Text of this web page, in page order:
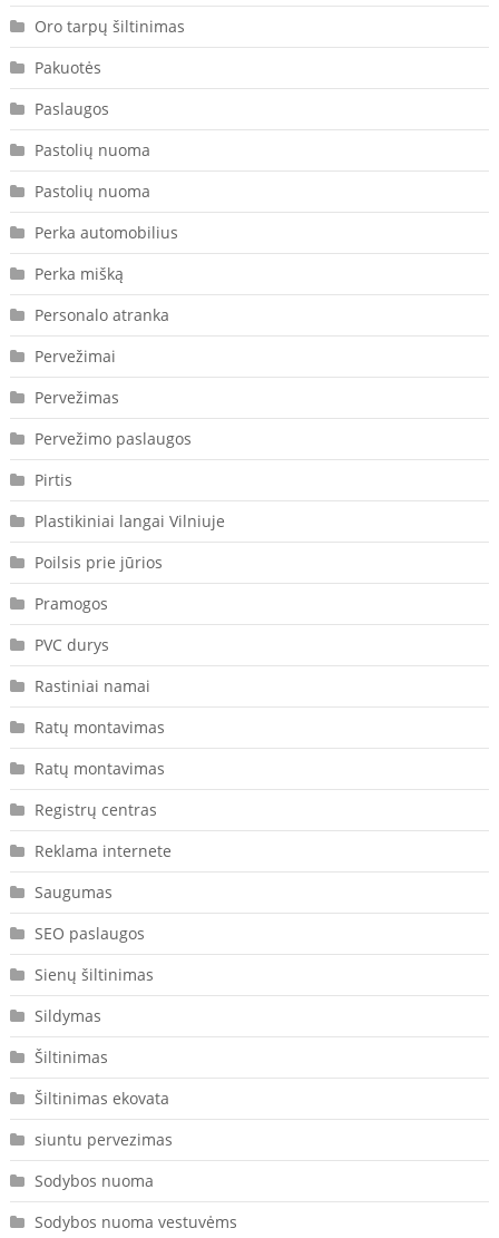
Oro tarpų šiltinimas
Pakuotės
Paslaugos
Pastolių nuoma
Pastolių nuoma
Perka automobilius
Perka mišką
Personalo atranka
Pervežimai
Pervežimas
Pervežimo paslaugos
Pirtis
Plastikiniai langai Vilniuje
Poilsis prie jūrios
Pramogos
PVC durys
Rastiniai namai
Ratų montavimas
Ratų montavimas
Registrų centras
Reklama internete
Saugumas
SEO paslaugos
Sienų šiltinimas
Sildymas
Šiltinimas
Šiltinimas ekovata
siuntu pervezimas
Sodybos nuoma
Sodybos nuoma vestuvėms